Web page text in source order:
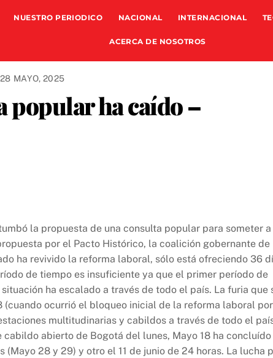
NUESTRO PERIODICO NACIONAL INTERNACIONAL
ACERCA DE NOSOTROS
28 MAYO, 2025
popular ha caído –
la propuesta de una consulta popular para someter a
por el Pacto Histórico, la coalición gobernante de
ha revivido la reforma laboral, sólo está ofreciendo 36
de tiempo es insuficiente ya que el primer período de
ha escalado a través de todo el país. La furia que
(cuando ocurrió el bloqueo inicial de la reforma laboral
multitudinarias y cabildos a través de todo el
abierto de Bogotá del lunes, Mayo 18 ha concluído
28 y 29) y otro el 11 de junio de 24 horas. La lucha